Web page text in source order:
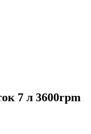
7 л 3600rpm